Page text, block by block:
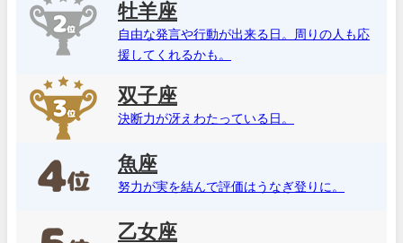
牡羊座
自由な発言や行動が出来る日。周りの人も応
援してくれるかも。
双子座
決断力が冴えわたっている日。
魚座
努力が実を結んで評価はうなぎ登りに。
乙女座